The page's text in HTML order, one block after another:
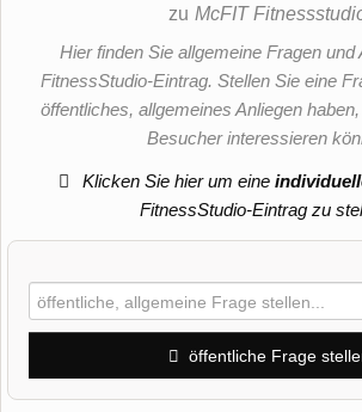
zu McFIT
Hier finden Sie allgemeine Fragen und
FitnessStudio-Eintrag. Stellen Sie eine
öffentliches, allgemeines Anliegen
Besucher interessieren
Klicken Sie hier um eine
FitnessStudio-Eintrag zu
öffentliche Frage